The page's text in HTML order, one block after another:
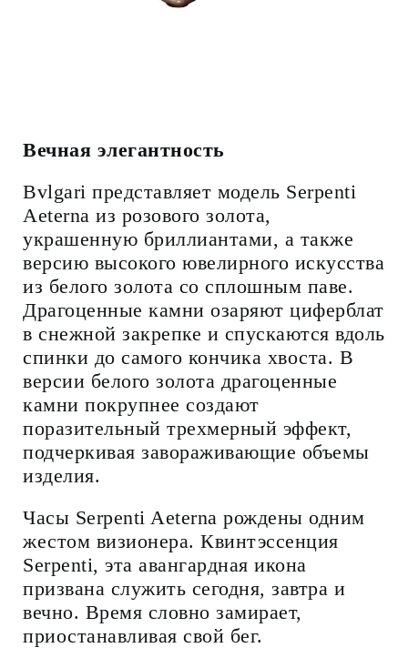
Вечная элегантность
Bvlgari представляет модель Serpenti
Aeterna из розового золота,
украшенную бриллиантами, а также
версию высокого ювелирного искусства
из белого золота со сплошным паве.
Драгоценные камни озаряют циферблат
в снежной закрепке и спускаются вдоль
спинки до самого кончика хвоста. В
версии белого золота драгоценные
камни покрупнее создают
поразительный трехмерный эффект,
подчеркивая завораживающие объемы
изделия.
Часы Serpenti Aeterna рождены одним
жестом визионера. Квинтэссенция
Serpenti, эта авангардная икона
призвана служить сегодня, завтра и
вечно. Время словно замирает,
приостанавливая свой бег.